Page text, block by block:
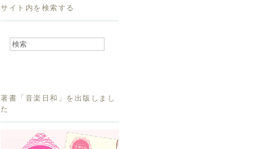
サイト内を検索する
著書「音楽日和」を出版しまし
た